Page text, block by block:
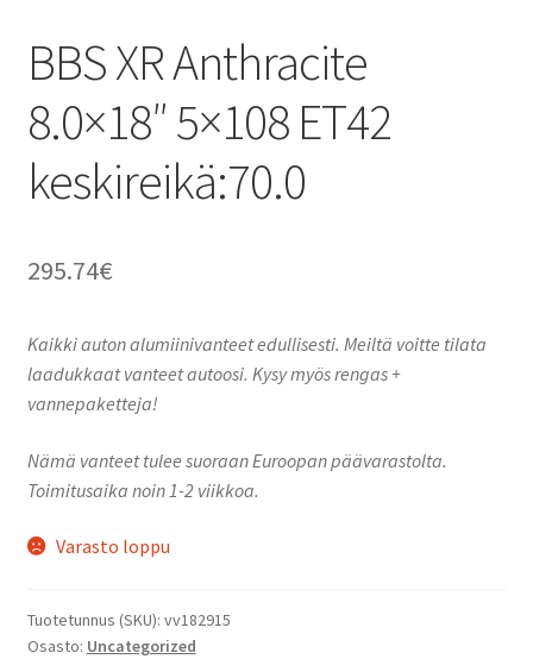
BBS XR Anthracite
8.0×18″ 5×108 ET42
keskireikä:70.0
295.74€
Kaikki auton alumiinivanteet edullisesti. Meiltä voitte tilata
laadukkaat vanteet autoosi. Kysy myös rengas +
vannepaketteja!
Nämä vanteet tulee suoraan Euroopan päävarastolta.
Toimitusaika noin 1-2 viikkoa.
Varasto loppu
Tuotetunnus (SKU): vv182915
Osasto: Uncategorized